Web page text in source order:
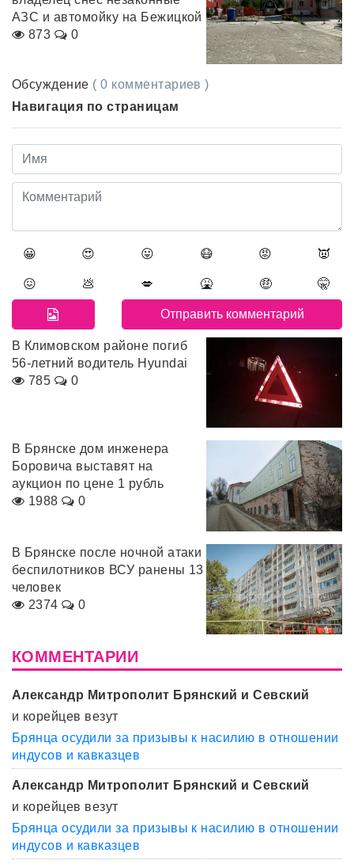
АЗС и автомойку на Бежицкой
873
0
Обсуждение ( 0 комментариев )
Навигация по страницам
😀 😍 😛 😷 😡 👿
😖 💩 💋 🤮 🤑 🤫
В Климовском районе погиб
56-летний водитель Hyundai
785
0
В Брянске дом инженера
Боровича выставят на
аукцион по цене 1 рубль
1988
0
В Брянске после ночной атаки
беспилотников ВСУ ранены 13
человек
2374
0
КОММЕНТАРИИ
Александр Митрополит Брянский и Севский
и корейцев везут
Брянца осудили за призывы к насилию в отношении
индусов и кавказцев
Александр Митрополит Брянский и Севский
и корейцев везут
Брянца осудили за призывы к насилию в отношении
индусов и кавказцев